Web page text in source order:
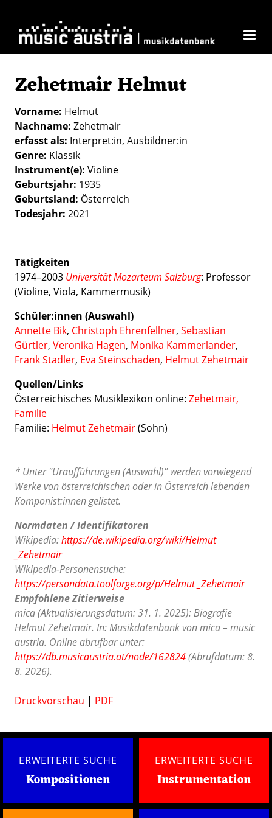
Zehetmair Helmut
Vorname Helmut
Nachname Zehetmair
erfasst als Interpret:in Ausbildner:in
Genre Klassik
Instrument(e) Violine
Geburtsjahr 1935
Geburtsland Österreich
Todesjahr 2021
Tätigkeiten
1974–2003 Universität Mozarteum Salzburg: Professor
(Violine, Viola, Kammermusik)
Schüler:innen (Auswahl)
Annette Bik, Christoph Ehrenfellner, Sebastian
Gürtler, Veronika Hagen, Monika Kammerlander,
Frank Stadler, Eva Steinschaden, Helmut Zehetmair
Quellen/Links
Österreichisches Musiklexikon online: Zehetmair,
Familie
Familie: Helmut Zehetmair(Sohn)
* Unter "Uraufführungen (Auswahl)" werden vorwiegend
Werke von österreichischen oder in Österreich lebenden
Komponist:innen gelistet.
Normdaten / Identifikatoren
Wikipedia:https://de.wikipedia.org/wiki/Helmut
_Zehetmair
Wikipedia-Personensuche:
https://persondata.toolforge.org/p/Helmut _Zehetmair
Empfohlene Zitierweise
mica (Aktualisierungsdatum: 31. 1. 2025): Biografie
Helmut Zehetmair. In: Musikdatenbank von mica – music
austria. Online abrufbar unter:
https://db.musicaustria.at/node/162824(Abrufdatum: 8.
8. 2026).
Druckvorschau | PDF
ERWEITERTE SUCHE
Kompositionen
ERWEITERTE SUCHE
Instrumentation